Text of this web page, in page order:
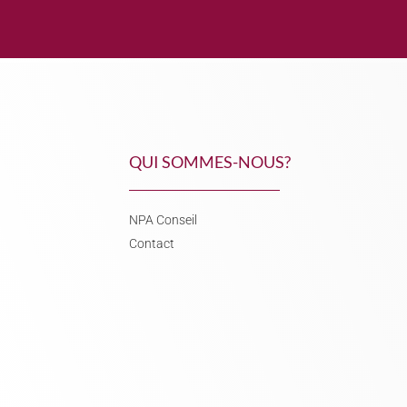
QUI SOMMES-NOUS?
NPA Conseil
Contact